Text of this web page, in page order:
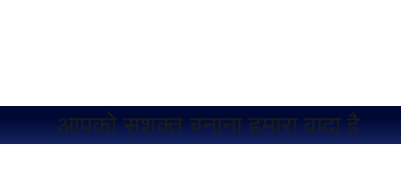
आपको सशक्त बनाना हमारा वादा है